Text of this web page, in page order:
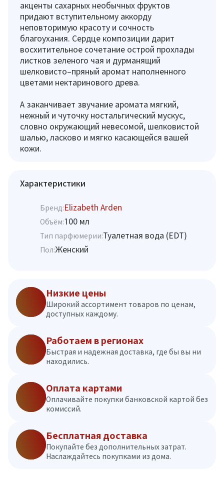
акценты сахарных необычных фруктов
придают вступительному аккорду
неповторимую красоту и сочность
благоухания. Сердце композиции дарит
восхитительное сочетание острой прохлады
листков зеленого чая и дурманящий
шелковисто–пряный аромат наполненного
цветами нектаринового древа.
А заканчивает звучание аромата мягкий,
нежный и чуточку ностальгический мускус,
словно окружающий невесомой, шелковистой
шалью, ласково и мягко касающейся вашей
кожи.
Характеристики
Бренд:Elizabeth Arden
Объём:100 мл
Тип парфюмерии:Туалетная вода (EDT)
Пол:Женский
Низкие цены
Широкий ассортимент товаров по ценам,
доступных каждому.
Работаем в регионах
Быстрая и надежная доставка, где бы вы ни
находились.
Оплата картами
Оплачивайте покупки банковской картой без
комиссий.
Бесплатная доставка
Покупайте без дополнительных затрат.
Наслаждайтесь покупками из дома.